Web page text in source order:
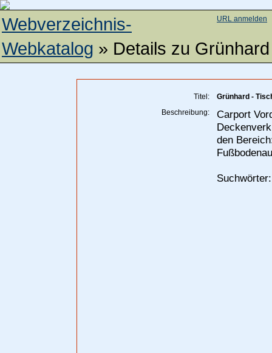
URL anmelden
Webverzeichnis-
Webkatalog » Details zu
Titel:
Grünhard -
Beschreibung:
Carport
den